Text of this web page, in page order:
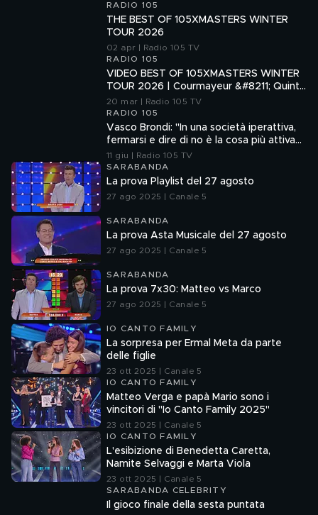
RADIO 105
THE BEST OF 105XMASTERS WINTER
TOUR 2026
02 apr | Radio 105 TV
RADIO 105
VIDEO BEST OF 105XMASTERS WINTER
TOUR 2026 | Courmayeur &#8211; Quinta
Tappa
20 mar | Radio 105 TV
RADIO 105
Vasco Brondi: "In una società iperattiva,
fermarsi e dire di no è la cosa più attiva
che si possa fare"
11 giu | Radio 105 TV
SARABANDA
La prova Playlist del 27 agosto
27 ago 2025 | Canale 5
SARABANDA
La prova Asta Musicale del 27 agosto
27 ago 2025 | Canale 5
SARABANDA
La prova 7x30: Matteo vs Marco
27 ago 2025 | Canale 5
IO CANTO FAMILY
La sorpresa per Ermal Meta da parte
delle figlie
23 ott 2025 | Canale 5
IO CANTO FAMILY
Matteo Verga e papà Mario sono i
vincitori di "Io Canto Family 2025"
23 ott 2025 | Canale 5
IO CANTO FAMILY
L'esibizione di Benedetta Caretta,
Namite Selvaggi e Marta Viola
23 ott 2025 | Canale 5
SARABANDA CELEBRITY
Il gioco finale della sesta puntata